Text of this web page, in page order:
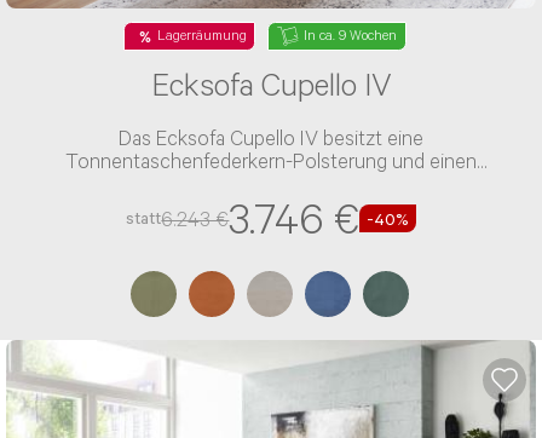
Lagerräumung In ca. 9 Wochen
Ecksofa Cupello IV
Das Ecksofa Cupello IV besitzt eine
Tonnentaschenfederkern-Polsterung und einen
statt6.243 €3.746 € -40%